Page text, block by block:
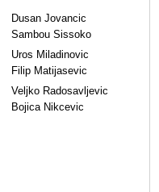
Dusan Jovancic
Sambou Sissoko
Uros Miladinovic
Filip Matijasevic
Veljko Radosavljevic
Bojica Nikcevic